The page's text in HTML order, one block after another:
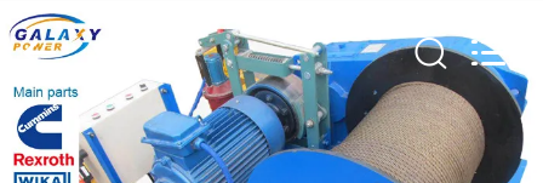
HUIS
Galaxy
power
industry
Rights
Reserved.